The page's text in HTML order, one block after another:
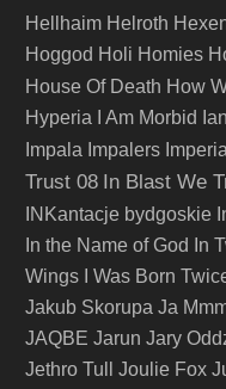
Hellhaim Helroth
Hoggod Holi Homies
House Of Death How
Hyperia
I Am Morbid
Impala Impalers
Trust 08 In Blast We
INKantacje bydgoskie
In the Name of God
In
Wings
I Was Born
Jakub Skorupa Ja
JAQBE Jarun Jary
Jethro Tull
Joulie Fox